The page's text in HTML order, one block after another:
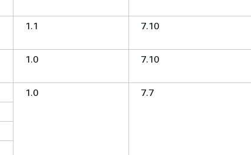
1.1 7.10
1.0 7.10
1.0
7.7